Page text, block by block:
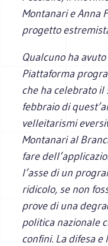
Montanari e Anna
progetto
Qualcuno ha
Piattaforma
che ha celebrato il
febbraio di
velleitarismi
Montanari al
fare
l’asse di un
ridicolo, se non
prove di una
politica nazionale
confini. La difesa e